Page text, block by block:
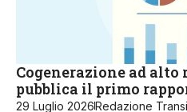
Cogenerazione ad alto
pubblica il primo
29 Luglio 2026Redazione